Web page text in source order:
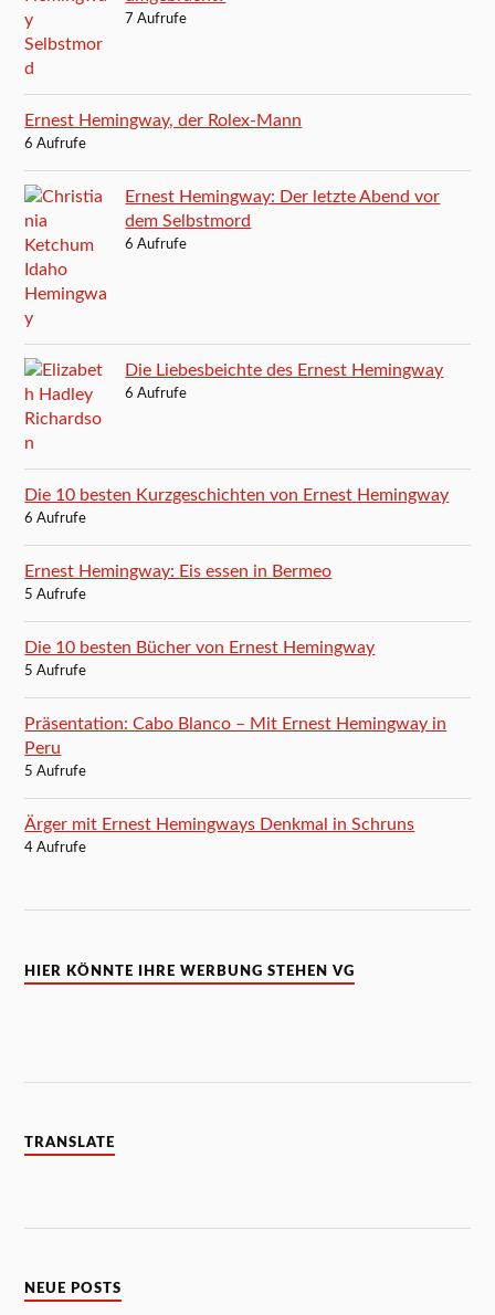
7 Aufrufe
Ernest Hemingway, der Rolex-Mann
6 Aufrufe
Ernest Hemingway: Der letzte Abend vor
dem Selbstmord
6 Aufrufe
Die Liebesbeichte des Ernest Hemingway
6 Aufrufe
Die 10 besten Kurzgeschichten von Ernest Hemingway
6 Aufrufe
Ernest Hemingway: Eis essen in Bermeo
5 Aufrufe
Die 10 besten Bücher von Ernest Hemingway
5 Aufrufe
Präsentation: Cabo Blanco – Mit Ernest Hemingway in
Peru
5 Aufrufe
Ärger mit Ernest Hemingways Denkmal in Schruns
4 Aufrufe
HIER KÖNNTE IHRE WERBUNG STEHEN VG
TRANSLATE
NEUE POSTS